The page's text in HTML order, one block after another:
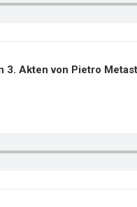
3. Akten von Pietro